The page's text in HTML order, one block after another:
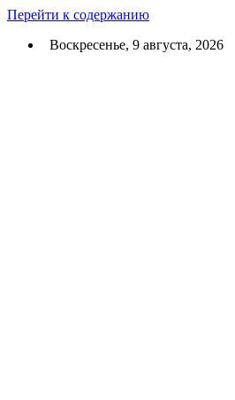
Перейти к содержанию
Воскресенье, 9 августа, 2026